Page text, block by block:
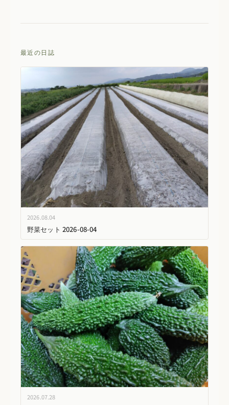
最近の日誌
2026.08.04
野菜セット 2026-08-04
2026.07.28